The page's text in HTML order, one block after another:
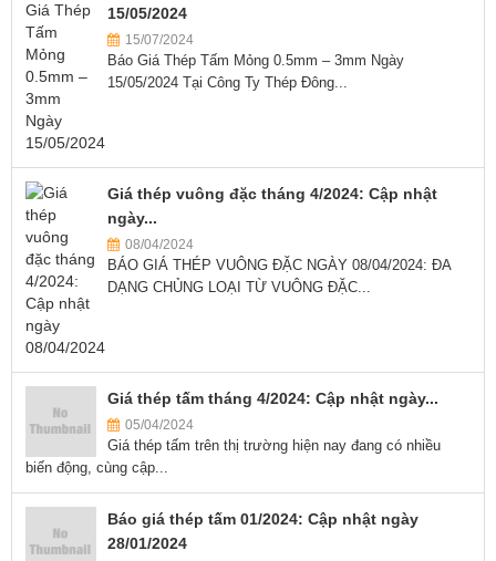
15/05/2024
15/07/2024
Báo Giá Thép Tấm Mỏng 0.5mm – 3mm Ngày
15/05/2024 Tại Công Ty Thép Đông...
Giá thép vuông đặc tháng 4/2024: Cập nhật
ngày...
08/04/2024
BÁO GIÁ THÉP VUÔNG ĐẶC NGÀY 08/04/2024: ĐA
DẠNG CHỦNG LOẠI TỪ VUÔNG ĐẶC...
Giá thép tấm tháng 4/2024: Cập nhật ngày...
05/04/2024
Giá thép tấm trên thị trường hiện nay đang có nhiều
biến động, cùng cập...
Báo giá thép tấm 01/2024: Cập nhật ngày
28/01/2024